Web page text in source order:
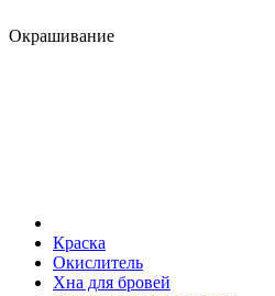
Окрашивание
Краска
Окислитель
Хна для бровей